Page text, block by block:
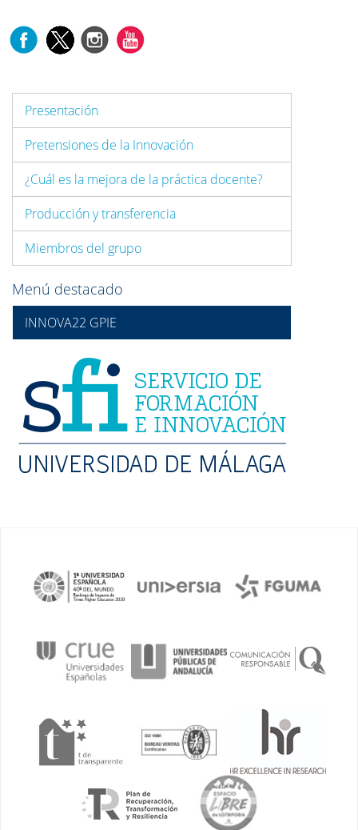
Presentación
Pretensiones de la Innovación
¿Cuál es la mejora de la práctica docente?
Producción y transferencia
Miembros del grupo
Menú destacado
INNOVA22 GPIE